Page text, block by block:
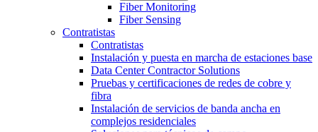
Fiber Monitoring
Fiber Sensing
Contratistas
Contratistas
Instalación y puesta en marcha de estaciones base
Data Center Contractor Solutions
Pruebas y certificaciones de redes de cobre y
fibra
Instalación de servicios de banda ancha en
complejos residenciales